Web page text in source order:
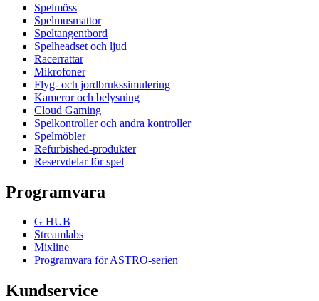
Spelmöss
Spelmusmattor
Speltangentbord
Spelheadset och ljud
Racerrattar
Mikrofoner
Flyg- och jordbrukssimulering
Kameror och belysning
Cloud Gaming
Spelkontroller och andra kontroller
Spelmöbler
Refurbished-produkter
Reservdelar för spel
Programvara
G HUB
Streamlabs
Mixline
Programvara för ASTRO-serien
Kundservice